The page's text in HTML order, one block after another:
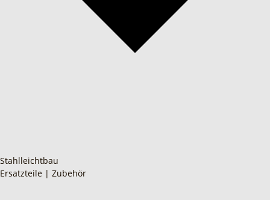
Stahlleichtbau
Ersatzteile | Zubehör